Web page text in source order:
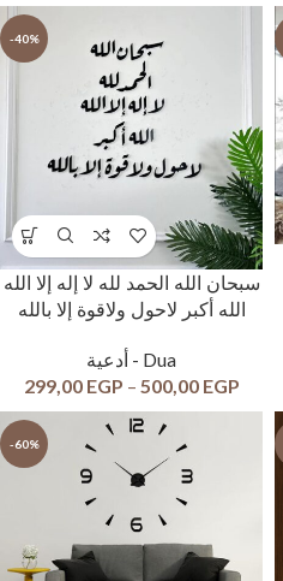
-40%
سبحان الله الحمد لله لا إله إلا الله
الله أكبر لاحول ولاقوة إلا بالله
أدعية - Dua
299,00 EGP – 500,00 EGP
-60%